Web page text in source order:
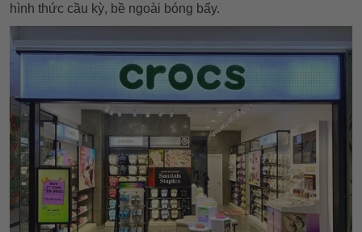
hình thức cầu kỳ, bề ngoài bóng bẩy.